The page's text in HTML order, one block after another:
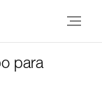
para